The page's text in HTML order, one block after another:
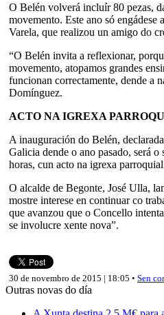
O Belén volverá incluír 80 pezas,
movemento. Este ano só engádese
Varela, que realizou un amigo do
“O Belén invita a reflexionar,
movemento, atopamos grandes
funcionan correctamente, dende a
Domínguez.
ACTO NA IGREXA
A inauguración do Belén,
Galicia dende o ano pasado, será
horas, cun acto na igrexa
O alcalde de Begonte, José Ulla,
mostre interese en continuar co
que avanzou que o Concello
se involucre xente nova”.
30 de novembro de 2015 | 18:05 • Sen
Outras novas do día